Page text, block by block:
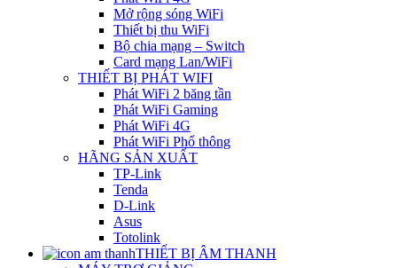
Mở rộng sóng WiFi
Thiết bị thu WiFi
Bộ chia mạng – Switch
Card mạng Lan/WiFi
THIẾT BỊ PHÁT WIFI
Phát WiFi 2 băng tần
Phát WiFi Gaming
Phát WiFi 4G
Phát WiFi Phổ thông
HÃNG SẢN XUẤT
TP-Link
Tenda
D-Link
Asus
Totolink
THIẾT BỊ ÂM THANH